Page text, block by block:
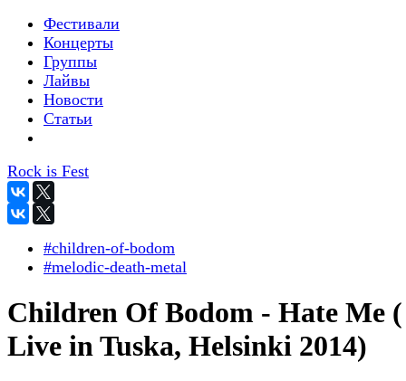
Фестивали
Концерты
Группы
Лайвы
Новости
Статьи
Rock is Fest
#children-of-bodom
#melodic-death-metal
Children Of Bodom - Hate Me (
Live in Tuska, Helsinki 2014)